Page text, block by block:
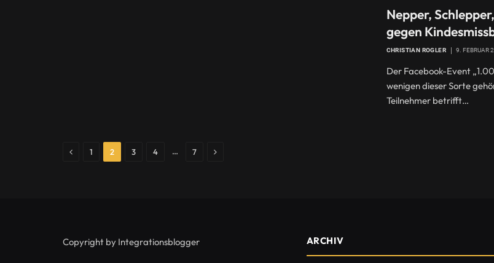
Nepper,
gegen
CHRISTIAN ROGLER 9. FEBRUAR
Der Facebook-Event
wenigen dieser Sorte
Teilnehmer betrifft…
Previous
1 2 3 4 … 7 Next
Copyright by Integrationsblogger ARCHIV